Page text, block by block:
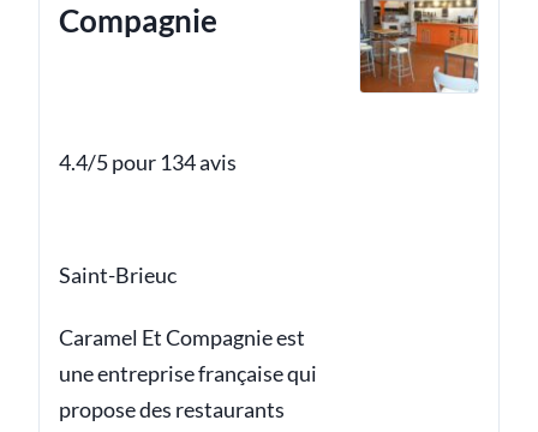
Compagnie
4.4/5 pour 134 avis
Saint-Brieuc
Caramel Et Compagnie est
une entreprise française qui
propose des restaurants